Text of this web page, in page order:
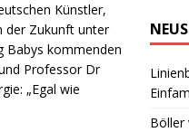
Künstler,
der Zukunft unter
Babys kommenden
Professor Dr
„Egal wie
Böller